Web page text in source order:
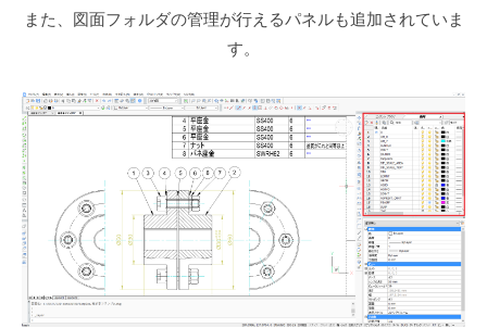
また、図面フォルダの管理が行えるパネルも追加されていま
す。